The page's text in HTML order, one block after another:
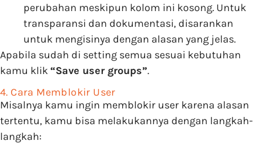
perubahan meskipun kolom ini kosong. Untuk
transparansi dan dokumentasi, disarankan
untuk mengisinya dengan alasan yang jelas.
Apabila sudah di setting semua sesuai kebutuhan
kamu klik“Save user groups”.
4. Cara Memblokir User
Misalnya kamu ingin memblokir user karena alasan
tertentu, kamu bisa melakukannya dengan langkah-
langkah: